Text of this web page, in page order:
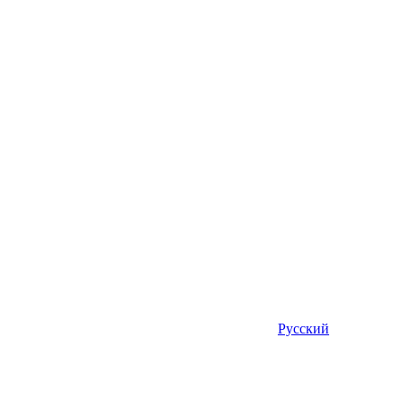
Русский